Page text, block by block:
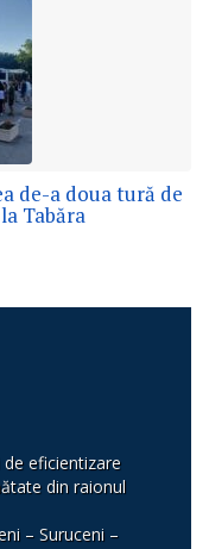
de-a doua tură de
Tabăra
eficientizare
din raionul
– Suruceni –